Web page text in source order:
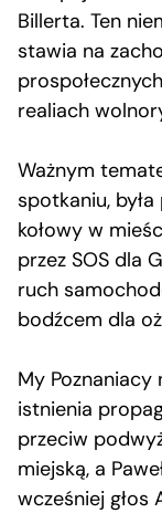
Billerta. Ten
stawia na
realiach
Ważnym
spotkaniu,
kołowy w
przez SOS dla
ruch
bodźcem dla
My
istnienia
przeciw
miejską, a
wcześniej głos